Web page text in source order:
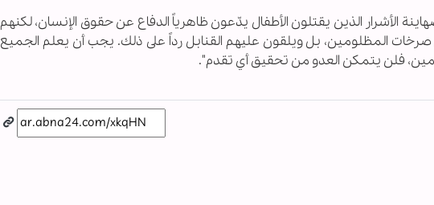
الأشرار الذين يقتلون الأطفال يدّعون ظاهرياً الدفاع عن حقوق الإنسان، لكنهم
المظلومين، بل ويلقون عليهم القنابل رداً على ذلك. يجب أن يعلم الجميع
فلن يتمكن العدو من تحقيق أي تقدم".